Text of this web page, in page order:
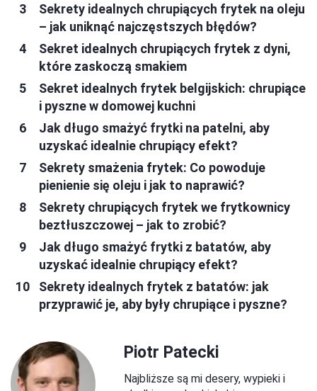
Sekrety idealnych chrupiących frytek na oleju
– jak uniknąć najczęstszych błędów?
Sekret idealnych chrupiących frytek z dyni,
które zaskoczą smakiem
Sekret idealnych frytek belgijskich: chrupiące
i pyszne w domowej kuchni
Jak długo smażyć frytki na patelni, aby
uzyskać idealnie chrupiący efekt?
Sekrety smażenia frytek: Co powoduje
pienienie się oleju i jak to naprawić?
Sekrety chrupiących frytek we frytkownicy
beztłuszczowej – jak to zrobić?
Jak długo smażyć frytki z batatów, aby
uzyskać idealnie chrupiący efekt?
Sekrety idealnych frytek z batatów: jak
przyprawić je, aby były chrupiące i pyszne?
Piotr Patecki
Najbliższe są mi desery, wypieki i